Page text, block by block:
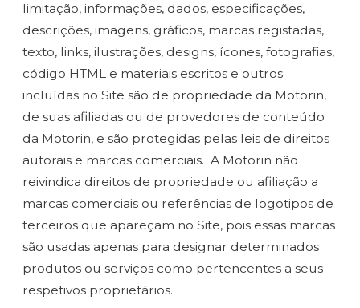
limitação, informações, dados, especificações,
descrições, imagens, gráficos, marcas registadas,
texto, links, ilustrações, designs, ícones, fotografias,
código HTML e materiais escritos e outros
incluídas no Site são de propriedade da Motorin,
de suas afiliadas ou de provedores de conteúdo
da Motorin, e são protegidas pelas leis de direitos
autorais e marcas comerciais. A Motorin não
reivindica direitos de propriedade ou afiliação a
marcas comerciais ou referências de logotipos de
terceiros que apareçam no Site, pois essas marcas
são usadas apenas para designar determinados
produtos ou serviços como pertencentes a seus
respetivos proprietários.